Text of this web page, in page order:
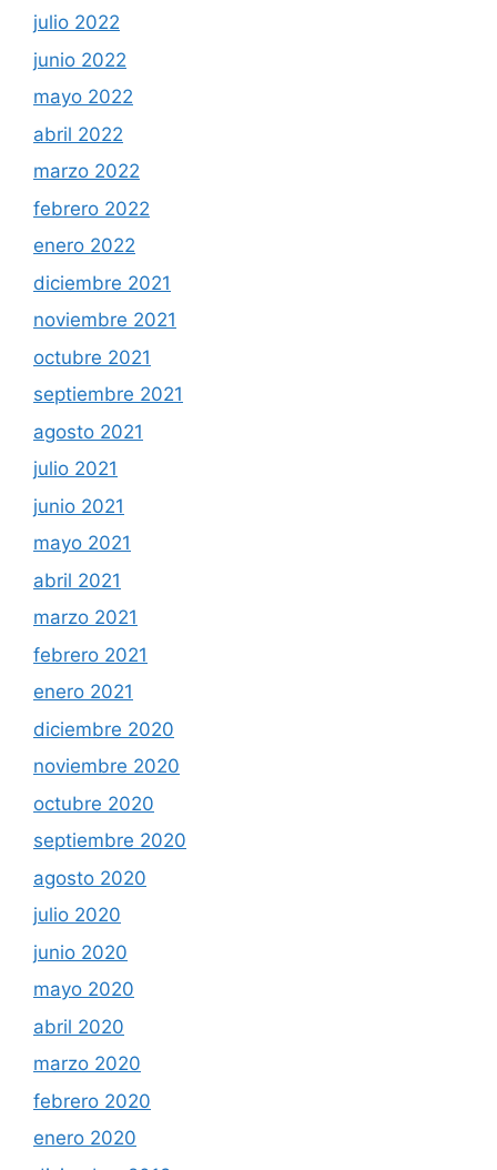
julio 2022
junio 2022
mayo 2022
abril 2022
marzo 2022
febrero 2022
enero 2022
diciembre 2021
noviembre 2021
octubre 2021
septiembre 2021
agosto 2021
julio 2021
junio 2021
mayo 2021
abril 2021
marzo 2021
febrero 2021
enero 2021
diciembre 2020
noviembre 2020
octubre 2020
septiembre 2020
agosto 2020
julio 2020
junio 2020
mayo 2020
abril 2020
marzo 2020
febrero 2020
enero 2020